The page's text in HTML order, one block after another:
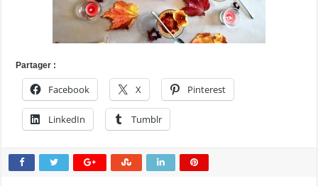
Partager :
Facebook X Pinterest
LinkedIn Tumblr